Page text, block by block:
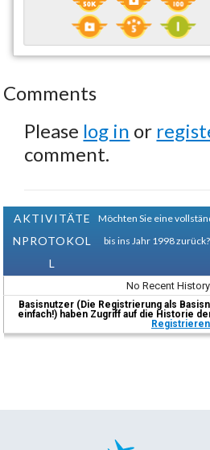
Comments
Please log in or
comment.
AKTIVITÄTE
NPROTOKOL
L
Möchten Sie eine
bis ins Jahr 1998 zurück?
No Recent
Basisnutzer (Die Registrierung als
einfach!) haben Zugriff auf die Historie
Registrieren